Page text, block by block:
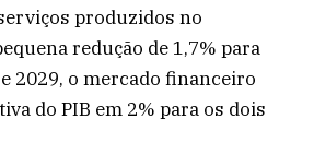
produzidos no
redução de 1,7% para
2029, o mercado financeiro
do PIB em 2% para os dois